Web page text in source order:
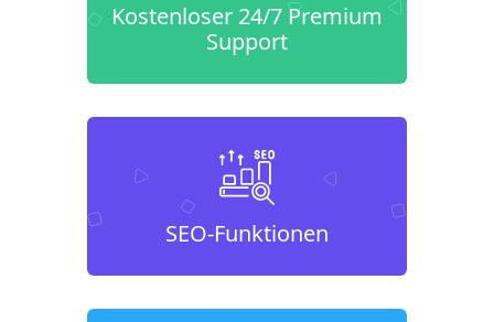
Kostenloser 24/7 Premium
Support
SEO-Funktionen